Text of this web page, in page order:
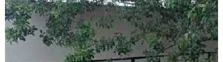
Esquadrias com isolamento acústico
Esquadrias com persianas integradas
Esquadrias termo acústicas